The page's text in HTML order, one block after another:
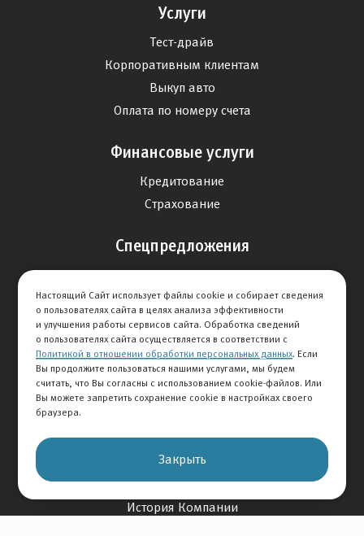
Услуги
Тест-драйв
Корпоративным клиентам
Выкуп авто
Оплата по номеру счета
Финансовые услуги
Кредитование
Страхование
Спецпредложения
Продажа авто
Сервис
Дисконтная программа
Отзывы
Оставить отзыв
Отзывы о компании
О Компании
История Компании
Настоящий Сайт использует файлы cookie и собирает сведения
о пользователях сайта в целях анализа эффективности
и улучшения работы сервисов сайта. Обработка сведений
о пользователях сайта осуществляется в соответствии с
Политикой в отношении обработки персональных данных. Если
Вы продолжите пользоваться нашими услугами, мы будем
считать, что Вы согласны с использованием cookie-файлов. Или
Вы можете запретить сохранение cookie в настройках своего
браузера.
Закрыть